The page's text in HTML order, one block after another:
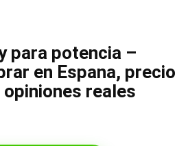
para potencia –
en Espana, precio
reales